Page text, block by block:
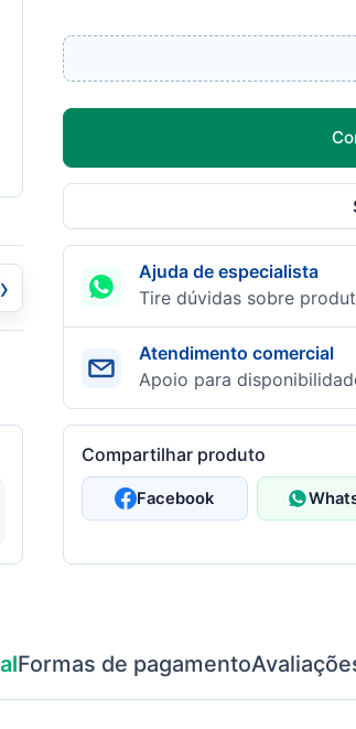
›
Ajuda de especialista
Tire dúvidas sobre
Atendimento comercial
Apoio para
Compartilhar produto
Facebook
Formas de pagamento